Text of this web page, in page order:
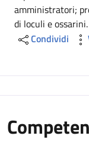
amministratori;
di loculi e ossarini.
Condividi